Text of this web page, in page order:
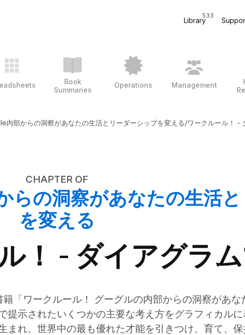
Library
533
Book
Summaries
Operations Management
内部からの洞察があなたの生活とリーダーシップを変える/ワークルール！ -
CHAPTER OF
らの洞察があなたの生活
を変える
！ - ダイアグラム
籍「ワークルール！ グーグルの内部からの洞察があな
提示されたいくつかの主要な考え方をグラフィカルに
まれ、世界中の最も優れた才能を引きつけ、育て、